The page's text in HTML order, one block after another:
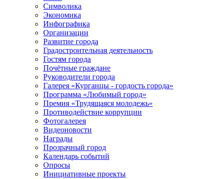
Символика
Экономика
Инфографика
Организации
Развитие города
Градостроительная деятельность
Гостям города
Почётные граждане
Руководители города
Галерея «Курганцы - гордость города»
Программа «Любимый город»
Премия «Трудящаяся молодежь»
Противодействие коррупции
Фотогалерея
Видеоновости
Награды
Прозрачный город
Календарь событий
Опросы
Инициативные проекты